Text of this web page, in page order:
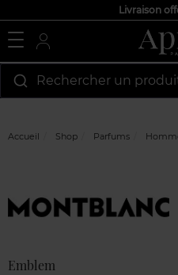
Livraison
Rechercher un
Accueil Shop Parfums
Emblem